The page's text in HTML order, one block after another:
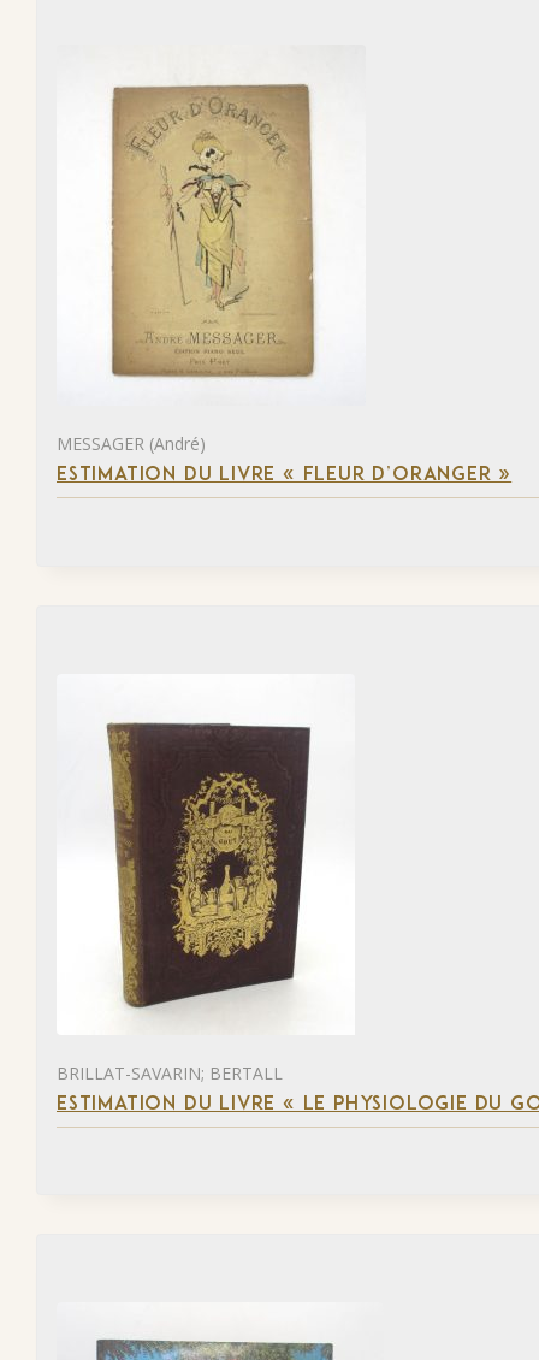
MESSAGER (André)
ESTIMATION DU LIVRE « FLEUR D’ORANGER »
BRILLAT-SAVARIN; BERTALL
ESTIMATION DU LIVRE « LE PHYSIOLOGIE DU